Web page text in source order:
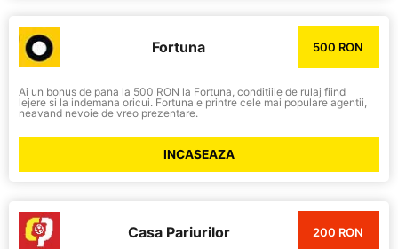
Fortuna 500 RON
Ai un bonus de pana la 500 RON la Fortuna, conditiile de rulaj fiind
lejere si la indemana oricui. Fortuna e printre cele mai populare agentii,
neavand nevoie de vreo prezentare.
INCASEAZA
Casa Pariurilor 200 RON